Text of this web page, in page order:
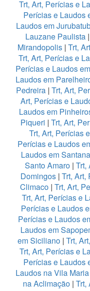
Trt, Art, Perícias e
Perícias e Laudos
Laudos em
Lauzane Paulista |
Mirandopolis| Trt,
Trt, Art, Perícias e
Perícias e Laudos
Laudos em
Pedreira | Trt, Art,
Art, Perícias e
Laudos em
Piqueri | Trt, Art,
Trt, Art, Perícias
Perícias e Laudos
Laudos em Santana
Santo Amaro | Trt,
Domingos| Trt, Art,
Climaco| Trt, Art,
Trt, Art, Perícias e
Perícias e Laudos
Perícias e Laudos
Laudos em
em Siciliano | Trt,
Trt, Art, Perícias e
Perícias e Laudos
Laudos na Vila
na Aclimação| Trt,